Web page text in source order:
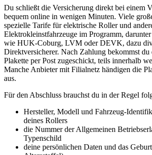
Du schließt die Versicherung direkt bei einem
bequem online in wenigen Minuten. Viele
spezielle Tarife für elektrische Roller und
Elektrokleinstfahrzeuge im Programm,
wie HUK-Coburg, LVM oder DEVK, dazu
Direktversicherer. Nach Zahlung bekommst du
Plakette per Post zugeschickt, teils innerhalb
Manche Anbieter mit Filialnetz händigen die
aus.
Für den Abschluss brauchst du in der Regel
Hersteller, Modell und Fahrzeug-
deines Rollers
die Nummer der Allgemeinen
Typenschild
deine persönlichen Daten und das